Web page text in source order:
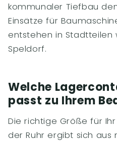
kommunaler Tiefbau
Einsätze für
entstehen in Stadtteilen
Speldorf.
Welche
passt zu Ihrem
Die richtige Größe für
der Ruhr ergibt sich aus